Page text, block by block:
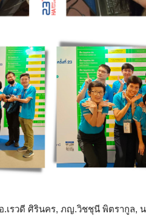
รวดี ศิรินคร, ภญ.วิชชุนี พิตรากูล,